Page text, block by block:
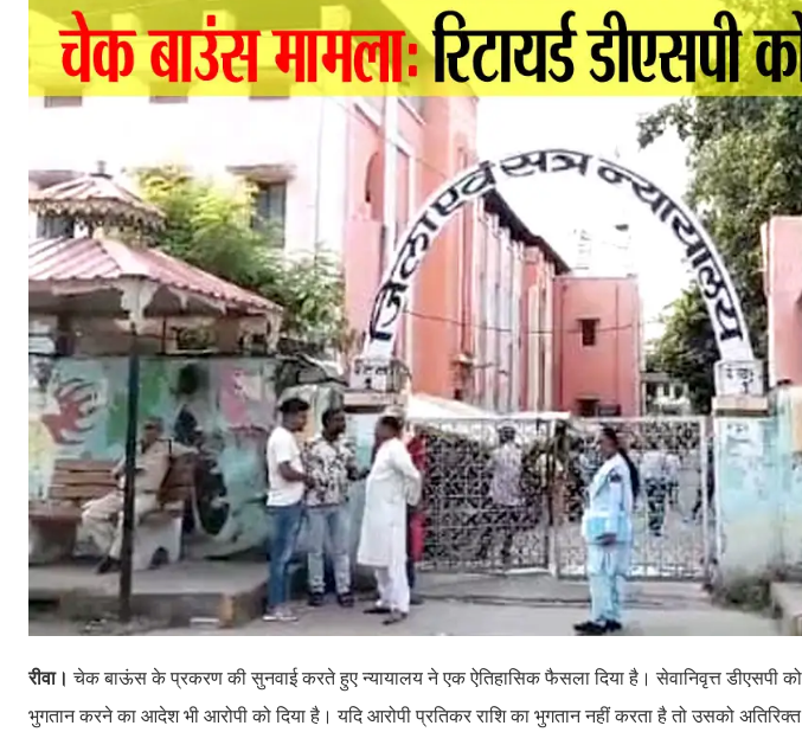
रीवा।चेक बाऊंस के प्रकरण की सुनवाई करते हुए न्यायालय ने एक ऐतिहासिक फैसला दिया है। सेवानिवृत्त डीएसपी
भुगतान करने का आदेश भी आरोपी को दिया है। यदि आरोपी प्रतिकर राशि का भुगतान नहीं करता है तो उसको